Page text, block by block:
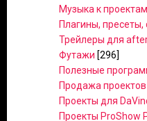
Музыка к проектам
Плагины, пресеты,
Трейлеры для
Футажи [296]
Полезные
Продажа
Проекты для
Проекты ProShow